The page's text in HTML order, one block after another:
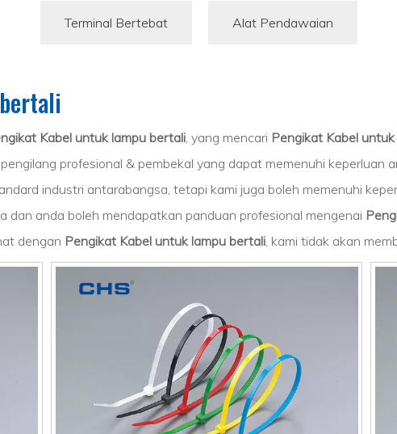
Terminal Bertebat Alat Pendawaian
Kabel untuk lampu bertali, yang mencari Pengikat Kabel
profesional & pembekal yang dapat memenuhi keperluan
industri antarabangsa, tetapi kami juga boleh memenuhi
dan anda boleh mendapatkan panduan profesional mengenai
dengan Pengikat Kabel untuk lampu bertali, kami tidak akan